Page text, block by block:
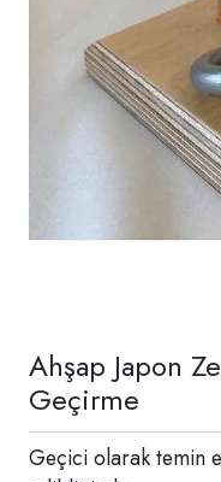
Ahşap Japon
Geçirme
Geçici olarak temin